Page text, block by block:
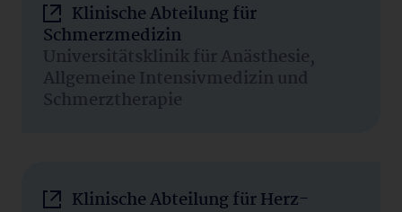
Klinische Abteilung für
Schmerzmedizin
Universitätsklinik für Anästhesie,
Allgemeine Intensivmedizin und
Schmerztherapie
Klinische Abteilung für Herz-